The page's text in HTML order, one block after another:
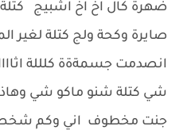
ضهرة كال اخ اخ اشبيج
صايرة وكحة ولج كتلة لغير
انصدمت جسمةةة كلللة
شي كتلة شنو ماكو شي
جنت مخطوف اني وكم